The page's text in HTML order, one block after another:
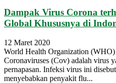
Dampak Virus Corona
Global Khususnya di
12 Maret 2020
World Health Organization (WHO)
Coronaviruses (Cov) adalah virus
pernapasan. Infeksi virus ini
menyebabkan penyakit flu...